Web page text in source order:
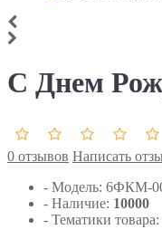
С Днем
0 отзывов Написать
- Модель: 6ФКМ-
- Наличие: 10000
- Тематики товара: